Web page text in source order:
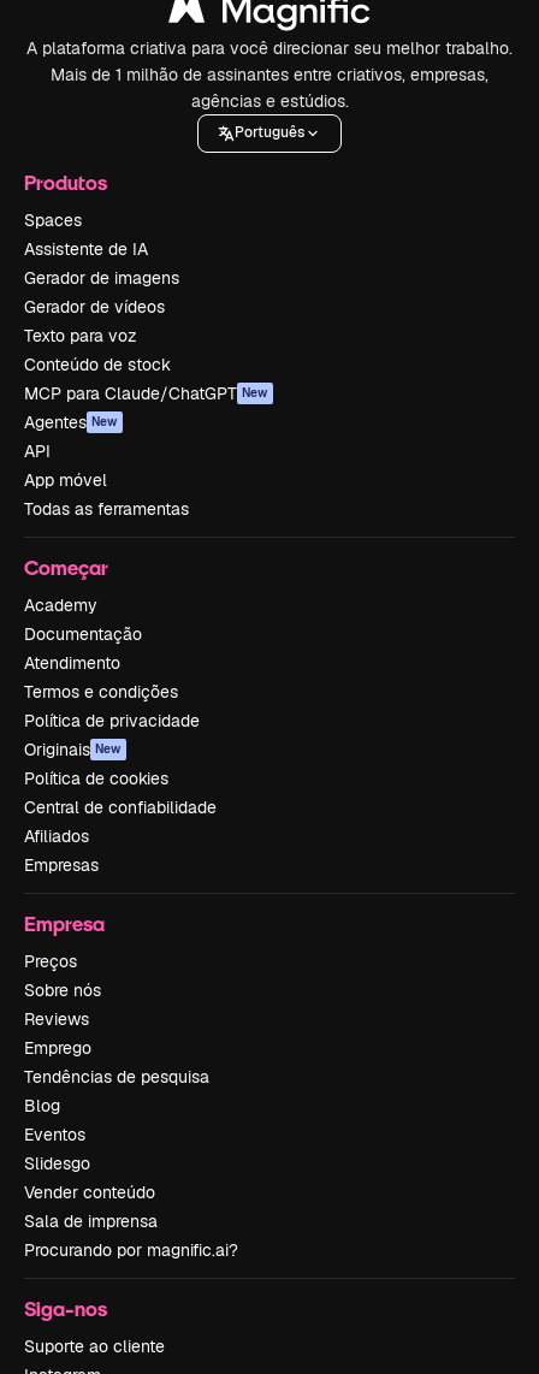
A plataforma criativa para você direcionar seu melhor trabalho.
Mais de 1 milhão de assinantes entre criativos, empresas,
agências e estúdios.
Português
Produtos
Spaces
Assistente de IA
Gerador de imagens
Gerador de vídeos
Texto para voz
Conteúdo de stock
MCP para Claude/ChatGPT New
Agentes New
API
App móvel
Todas as ferramentas
Começar
Academy
Documentação
Atendimento
Termos e condições
Política de privacidade
Originais New
Política de cookies
Central de confiabilidade
Afiliados
Empresas
Empresa
Preços
Sobre nós
Reviews
Emprego
Tendências de pesquisa
Blog
Eventos
Slidesgo
Vender conteúdo
Sala de imprensa
Procurando por magnific.ai?
Siga-nos
Suporte ao cliente